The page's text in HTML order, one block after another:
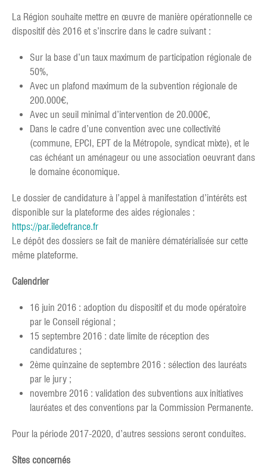
La Région souhaite mettre en œuvre de manière opérationnelle ce
dispositif dès 2016 et s’inscrire dans le cadre suivant :
Sur la base d’un taux maximum de participation régionale de
50%,
Avec un plafond maximum de la subvention régionale de
200.000€,
Avec un seuil minimal d’intervention de 20.000€,
Dans le cadre d’une convention avec une collectivité
(commune, EPCI, EPT de la Métropole, syndicat mixte), et le
cas échéant un aménageur ou une association oeuvrant dans
le domaine économique.
Le dossier de candidature à l’appel à manifestation d’intérêts est
disponible sur la plateforme des aides régionales :
https://par.iledefrance.fr
Le dépôt des dossiers se fait de manière dématérialisée sur cette
même plateforme.
Calendrier
16 juin 2016 : adoption du dispositif et du mode opératoire
par le Conseil régional ;
15 septembre 2016 : date limite de réception des
candidatures ;
2ème quinzaine de septembre 2016 : sélection des lauréats
par le jury ;
novembre 2016 : validation des subventions aux initiatives
lauréates et des conventions par la Commission Permanente.
Pour la période 2017-2020, d’autres sessions seront conduites.
Sites concernés